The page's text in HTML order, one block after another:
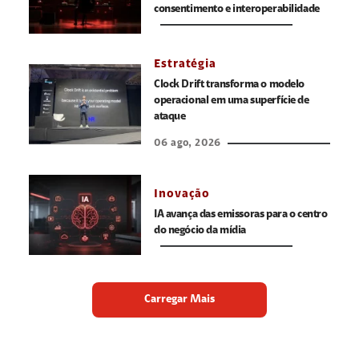
consentimento e interoperabilidade
Estratégia
Clock Drift transforma o modelo
operacional em uma superfície de
ataque
06 ago, 2026
Inovação
IA avança das emissoras para o centro
do negócio da mídia
Carregar Mais